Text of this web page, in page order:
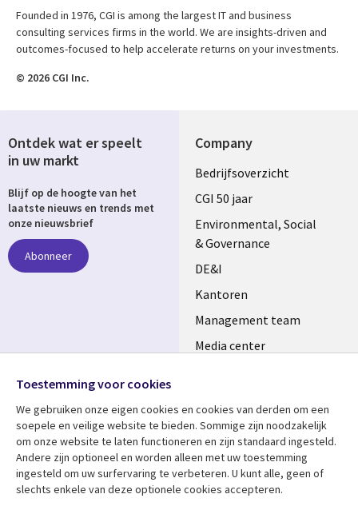
Founded in 1976, CGI is among the largest IT and business
consulting services firms in the world. We are insights-driven and
outcomes-focused to help accelerate returns on your investments.
© 2026 CGI Inc.
Company
Useful
links
NETHERLANDS
Bedrijfsoverzicht
CGI 50 jaar
Environmental, Social
& Governance
DE&I
Kantoren
Management team
Media center
Bekijk meer
Library
Artikelen
Support
Legal
Disclaimer
Ontdek wat er speelt
in uw markt
Blijf op de hoogte van het
laatste nieuws en trends met
onze nieuwsbrief
Abonneer
Media
NETHERLANDS
Toestemming voor cookies
We gebruiken onze eigen cookies en cookies van derden om een ​​
soepele en veilige website te bieden. Sommige zijn noodzakelijk
om onze website te laten functioneren en zijn standaard ingesteld.
Andere zijn optioneel en worden alleen met uw toestemming
ingesteld om uw surfervaring te verbeteren. U kunt alle, geen of
slechts enkele van deze optionele cookies accepteren.